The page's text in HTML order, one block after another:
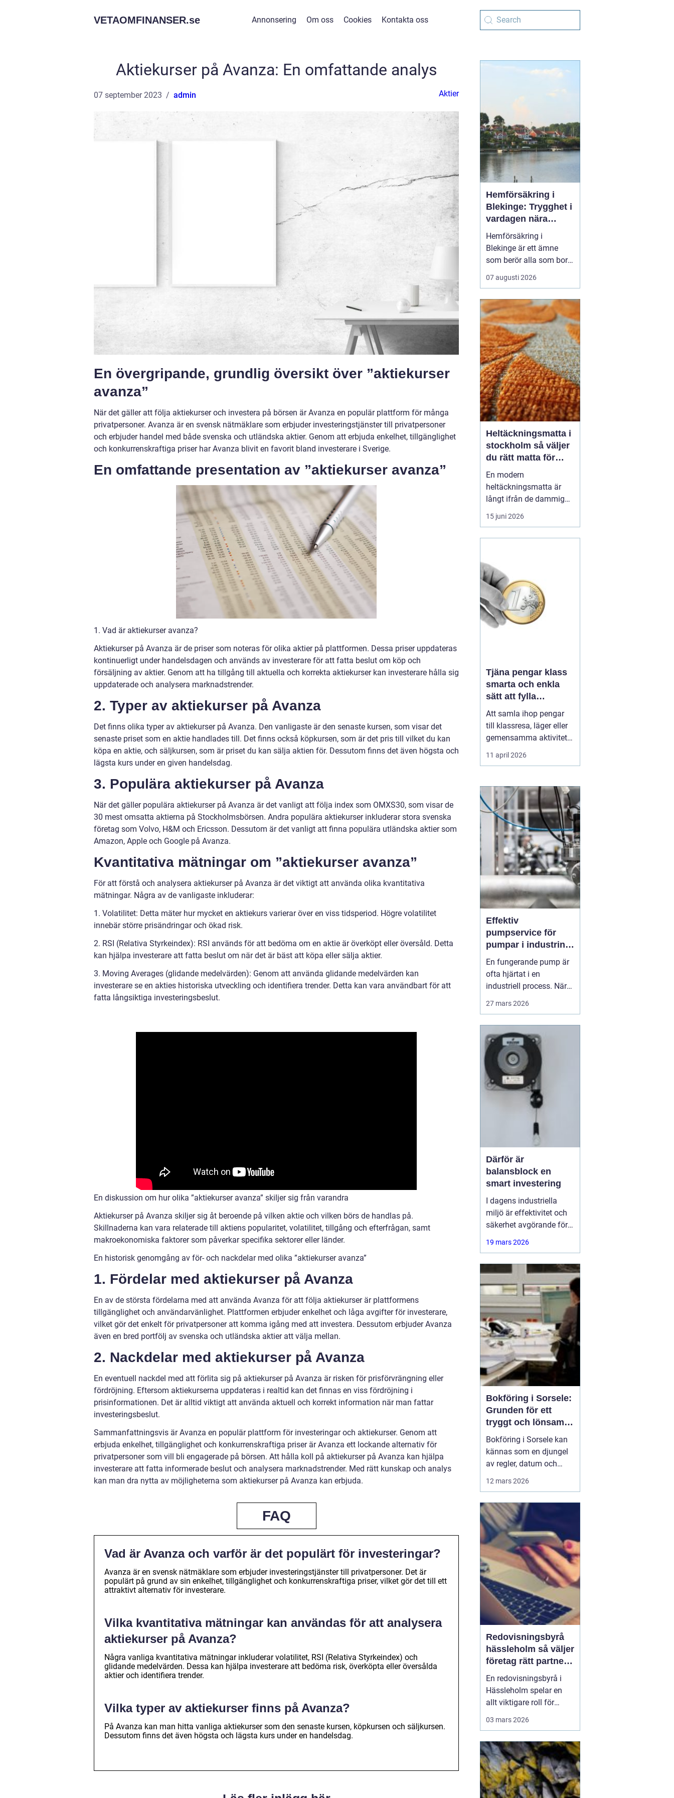
VETAOMFINANSER.se Annonsering Om oss Cookies Kontakta oss
Aktiekurser på Avanza: En omfattande analys
07 september 2023 admin Aktier
En övergripande, grundlig översikt över ”aktiekurser
avanza”
När det gäller att följa aktiekurser och investera på börsen är Avanza en populär plattform för många
privatpersoner. Avanza är en svensk nätmäklare som erbjuder investeringstjänster till privatpersoner
och erbjuder handel med både svenska och utländska aktier. Genom att erbjuda enkelhet, tillgänglighet
och konkurrenskraftiga priser har Avanza blivit en favorit bland investerare i Sverige.
En omfattande presentation av ”aktiekurser avanza”
1. Vad är aktiekurser avanza?
Aktiekurser på Avanza är de priser som noteras för olika aktier på plattformen. Dessa priser uppdateras
kontinuerligt under handelsdagen och används av investerare för att fatta beslut om köp och
försäljning av aktier. Genom att ha tillgång till aktuella och korrekta aktiekurser kan investerare hålla sig
uppdaterade och analysera marknadstrender.
2. Typer av aktiekurser på Avanza
Det finns olika typer av aktiekurser på Avanza. Den vanligaste är den senaste kursen, som visar det
senaste priset som en aktie handlades till. Det finns också köpkursen, som är det pris till vilket du kan
köpa en aktie, och säljkursen, som är priset du kan sälja aktien för. Dessutom finns det även högsta och
lägsta kurs under en given handelsdag.
3. Populära aktiekurser på Avanza
När det gäller populära aktiekurser på Avanza är det vanligt att följa index som OMXS30, som visar de
30 mest omsatta aktierna på Stockholmsbörsen. Andra populära aktiekurser inkluderar stora svenska
företag som Volvo, H&M och Ericsson. Dessutom är det vanligt att finna populära utländska aktier som
Amazon, Apple och Google på Avanza.
Kvantitativa mätningar om ”aktiekurser avanza”
För att förstå och analysera aktiekurser på Avanza är det viktigt att använda olika kvantitativa
mätningar. Några av de vanligaste inkluderar:
1. Volatilitet: Detta mäter hur mycket en aktiekurs varierar över en viss tidsperiod. Högre volatilitet
innebär större prisändringar och ökad risk.
2. RSI (Relativa Styrkeindex): RSI används för att bedöma om en aktie är överköpt eller översåld. Detta
kan hjälpa investerare att fatta beslut om när det är bäst att köpa eller sälja aktier.
3. Moving Averages (glidande medelvärden): Genom att använda glidande medelvärden kan
investerare se en akties historiska utveckling och identifiera trender. Detta kan vara användbart för att
fatta långsiktiga investeringsbeslut.
En diskussion om hur olika ”aktiekurser avanza” skiljer sig från varandra
Aktiekurser på Avanza skiljer sig åt beroende på vilken aktie och vilken börs de handlas på.
Skillnaderna kan vara relaterade till aktiens popularitet, volatilitet, tillgång och efterfrågan, samt
makroekonomiska faktorer som påverkar specifika sektorer eller länder.
En historisk genomgång av för- och nackdelar med olika ”aktiekurser avanza”
1. Fördelar med aktiekurser på Avanza
En av de största fördelarna med att använda Avanza för att följa aktiekurser är plattformens
tillgänglighet och användarvänlighet. Plattformen erbjuder enkelhet och låga avgifter för investerare,
vilket gör det enkelt för privatpersoner att komma igång med att investera. Dessutom erbjuder Avanza
även en bred portfölj av svenska och utländska aktier att välja mellan.
2. Nackdelar med aktiekurser på Avanza
En eventuell nackdel med att förlita sig på aktiekurser på Avanza är risken för prisförvrängning eller
fördröjning. Eftersom aktiekurserna uppdateras i realtid kan det finnas en viss fördröjning i
prisinformationen. Det är alltid viktigt att använda aktuell och korrekt information när man fattar
investeringsbeslut.
Sammanfattningsvis är Avanza en populär plattform för investeringar och aktiekurser. Genom att
erbjuda enkelhet, tillgänglighet och konkurrenskraftiga priser är Avanza ett lockande alternativ för
privatpersoner som vill bli engagerade på börsen. Att hålla koll på aktiekurser på Avanza kan hjälpa
investerare att fatta informerade beslut och analysera marknadstrender. Med rätt kunskap och analys
kan man dra nytta av möjligheterna som aktiekurser på Avanza kan erbjuda.
FAQ
Vad är Avanza och varför är det populärt för investeringar?
Avanza är en svensk nätmäklare som erbjuder investeringstjänster till privatpersoner. Det är
populärt på grund av sin enkelhet, tillgänglighet och konkurrenskraftiga priser, vilket gör det till ett
attraktivt alternativ för investerare.
Vilka kvantitativa mätningar kan användas för att analysera
aktiekurser på Avanza?
Några vanliga kvantitativa mätningar inkluderar volatilitet, RSI (Relativa Styrkeindex) och
glidande medelvärden. Dessa kan hjälpa investerare att bedöma risk, överköpta eller översålda
aktier och identifiera trender.
Vilka typer av aktiekurser finns på Avanza?
På Avanza kan man hitta vanliga aktiekurser som den senaste kursen, köpkursen och säljkursen.
Dessutom finns det även högsta och lägsta kurs under en handelsdag.
Hemförsäkring i
Blekinge: Trygghet i
vardagen nära
kusten
Hemförsäkring i
Blekinge är ett ämne
som berör alla som bor i
länet, oavsett om
hemmet ligger i
Karlskrona, Sölvesborg
eller på landsbygden.
Sparbanken i Karlshamn
lyfter ofta hur viktig en...
07 augusti 2026
Heltäckningsmatta i
stockholm så väljer
du rätt matta för
hem och kontor
En modern
heltäckningsmatta är
långt ifrån de dammiga,
svårstädade varianter
många minns från 70-
hygien, snygg design
och hög slitstyrka. För
den som bor eller verkar i
Stockholm har ...
15 juni 2026
Tjäna pengar klass
smarta och enkla
sätt att fylla
klasskassan
Att samla ihop pengar
till klassresa, läger eller
gemensamma aktiviteter
är en återkommande
utmaning i många
tydligt: en minnesvärd
upplevelse där hela
klassen kan följa med.
Vägen dit kräver
däremot planering,
samarbete och ett...
11 april 2026
Effektiv
pumpservice för
pumpar i industrin –
så undviks dyra
driftstopp
En fungerande pump är
ofta hjärtat i en
industriell process. När
professionell
Pumpservice
- pumpar...
27 mars 2026
Därför är
balansblock en
smart investering
I dagens industriella
miljö är effektivitet och
säkerhet avgörande för
hjälpmedel som har
blivit alltmer populärt är
19 mars 2026
Bokföring i Sorsele:
Grunden för ett
tryggt och lönsamt
företag
Bokföring i Sorsele kan
kännas som en djungel
av regler, datum och
siffrorna är i ordning får
företagaren en tydlig bild
av hur verksamh...
12 mars 2026
Redovisningsbyrå
hässleholm så väljer
företag rätt partner
för ekonomin
En redovisningsbyrå i
Hässleholm spelar en
allt viktigare roll för
samtidigt frigöra tid till
kunder och affärer. När
lagar ändras ofta,
digitala system
03 mars 2026